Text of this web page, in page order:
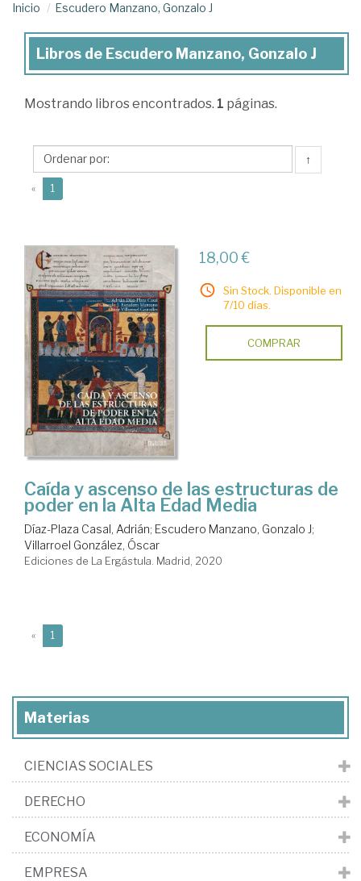
Inicio Escudero Manzano, Gonzalo J
Libros
Escudero
Gonzalo
J
Libros de Escudero Manzano, Gonzalo J
Mostrando libros encontrados. 1 páginas.
↑
« 1
18,00 €
Sin Stock. Disponible en
7/10 días.
COMPRAR
Caída y ascenso de las estructuras de
poder en la Alta Edad Media
Díaz-Plaza Casal, Adrián; Escudero Manzano, Gonzalo J;
Villarroel González, Óscar
Ediciones de La Ergástula. Madrid, 2020
« 1
Materias
CIENCIAS SOCIALES
DERECHO
ECONOMÍA
EMPRESA